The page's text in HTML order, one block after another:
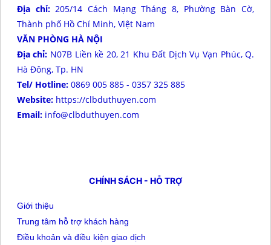
Địa chỉ: 205/14 Cách Mạng Tháng 8, Phường Bàn Cờ,
Thành phố Hồ Chí Minh, Việt Nam
VĂN PHÒNG HÀ NỘI
Địa chỉ: N07B Liền kề 20, 21 Khu Đất Dịch Vụ Vạn Phúc, Q.
Hà Đông, Tp. HN
Tel/ Hotline: 0869 005 885 - 0357 325 885
Website: https://clbduthuyen.com
Email:info@clbduthuyen.com
CHÍNH SÁCH - HỖ TRỢ
Giới thiệu
Trung tâm hỗ trợ khách hàng
Điều khoản và điều kiện giao dịch